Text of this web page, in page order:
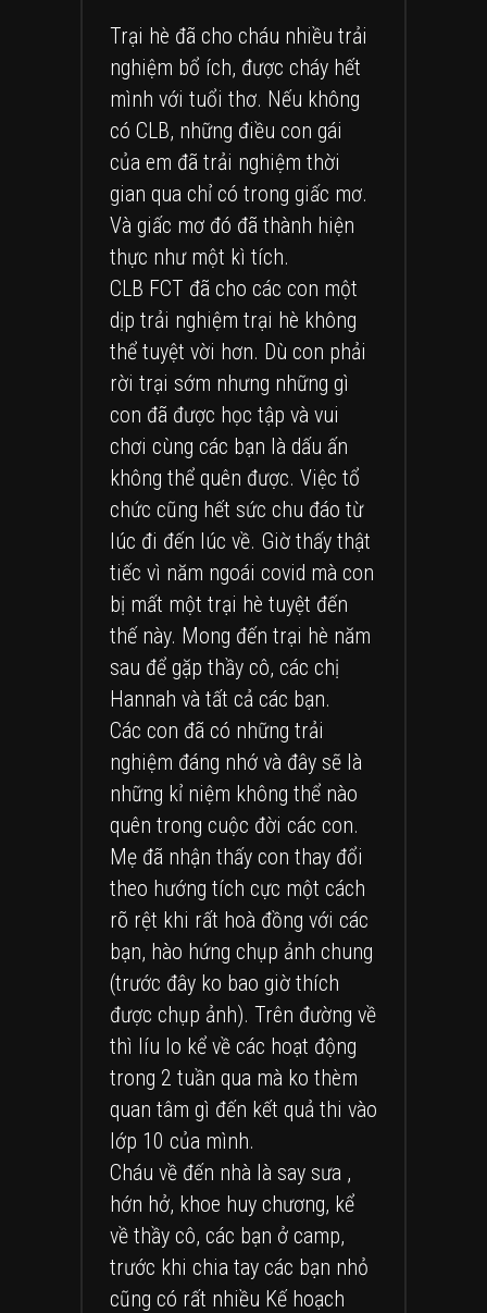
Trại hè đã cho cháu nhiều trải
nghiệm bổ ích, được cháy hết
mình với tuổi thơ. Nếu không
có CLB, những điều con gái
của em đã trải nghiệm thời
gian qua chỉ có trong giấc mơ.
Và giấc mơ đó đã thành hiện
thực như một kì tích.
CLB FCT đã cho các con một
dịp trải nghiệm trại hè không
thể tuyệt vời hơn. Dù con phải
rời trại sớm nhưng những gì
con đã được học tập và vui
chơi cùng các bạn là dấu ấn
không thể quên được. Việc tổ
chức cũng hết sức chu đáo từ
lúc đi đến lúc về. Giờ thấy thật
tiếc vì năm ngoái covid mà con
bị mất một trại hè tuyệt đến
thế này. Mong đến trại hè năm
sau để gặp thầy cô, các chị
Hannah và tất cả các bạn.
Các con đã có những trải
nghiệm đáng nhớ và đây sẽ là
những kỉ niệm không thể nào
quên trong cuộc đời các con.
Mẹ đã nhận thấy con thay đổi
theo hướng tích cực một cách
rõ rệt khi rất hoà đồng với các
bạn, hào hứng chụp ảnh chung
(trước đây ko bao giờ thích
được chụp ảnh). Trên đường về
thì líu lo kể về các hoạt động
trong 2 tuần qua mà ko thèm
quan tâm gì đến kết quả thi vào
lớp 10 của mình.
Cháu về đến nhà là say sưa ,
hớn hở, khoe huy chương, kể
về thầy cô, các bạn ở camp,
trước khi chia tay các bạn nhỏ
cũng có rất nhiều Kế hoạch